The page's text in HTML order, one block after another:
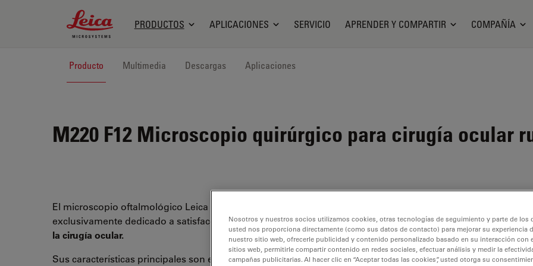
Leica Microsystems Logo
PRODUCTOS APLICACIONES SERVICIO APRENDER Y COMPARTIR COMPAÑÍA
Producto Multimedia Descargas Aplicaciones
M220 F12 Microscopio quirúrgico para cirugía ocular
El microscopio oftalmológico Leica M220 F12
exclusivamente dedicado a satisfacer las necesidades de
la cirugía ocular.
Sus características principales son el prestigioso sistema
Nosotros y nuestros socios utilizamos cookies, otras tecnologías de seguimiento y parte de los
usted nos proporciona directamente (como sus datos de contacto) para mejorar su experiencia
nuestro sitio web, ofrecerle publicidad y contenido personalizado basado en su interacción con
sitios web, permitirle compartir contenido en redes sociales, efectuar análisis y medir la
campañas publicitarias. Al hacer clic en “Aceptar todas las cookies”, usted otorga su